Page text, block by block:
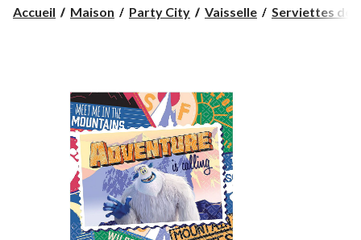
Accueil Maison Party City Vaisselle Serviettes de